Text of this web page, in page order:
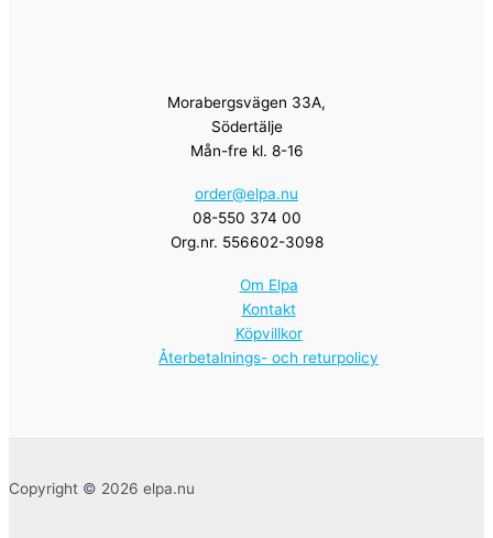
Morabergsvägen 33A,
Södertälje
Mån-fre kl. 8-16
order@elpa.nu
08-550 374 00
Org.nr. 556602-3098
Om Elpa
Kontakt
Köpvillkor
Återbetalnings- och returpolicy
Copyright © 2026 elpa.nu